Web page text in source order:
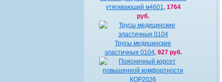
утягивающий м4601
1764
руб.
Трусы медицинские
эластичные 0104, 927 руб.